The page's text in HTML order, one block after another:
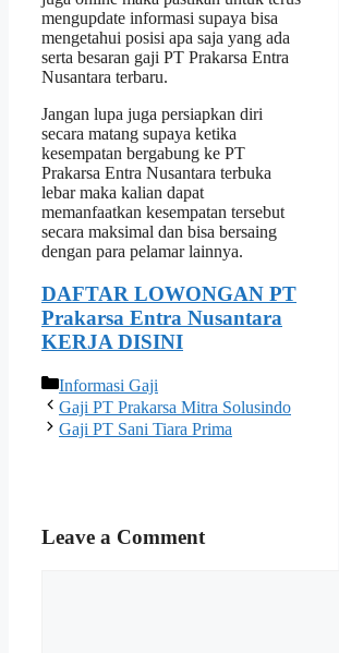
mengupdate informasi supaya bisa
mengetahui posisi apa saja yang ada
serta besaran gaji PT Prakarsa Entra
Nusantara terbaru.
Jangan lupa juga persiapkan diri
secara matang supaya ketika
kesempatan bergabung ke PT
Prakarsa Entra Nusantara terbuka
lebar maka kalian dapat
memanfaatkan kesempatan tersebut
secara maksimal dan bisa bersaing
dengan para pelamar lainnya.
DAFTAR LOWONGAN PT
Prakarsa Entra Nusantara
KERJA DISINI
Categories
Informasi Gaji
Gaji PT Prakarsa Mitra Solusindo
Gaji PT Sani Tiara Prima
Leave a Comment